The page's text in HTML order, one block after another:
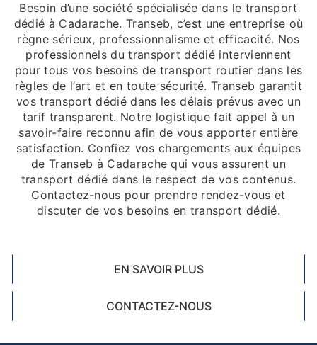
Besoin d’une société spécialisée dans le transport
dédié à Cadarache. Transeb, c’est une entreprise où
règne sérieux, professionnalisme et efficacité. Nos
professionnels du transport dédié interviennent
pour tous vos besoins de transport routier dans les
règles de l’art et en toute sécurité. Transeb garantit
vos transport dédié dans les délais prévus avec un
tarif transparent. Notre logistique fait appel à un
savoir-faire reconnu afin de vous apporter entière
satisfaction. Confiez vos chargements aux équipes
de Transeb à Cadarache qui vous assurent un
transport dédié dans le respect de vos contenus.
Contactez-nous pour prendre rendez-vous et
discuter de vos besoins en transport dédié.
EN SAVOIR PLUS
CONTACTEZ-NOUS